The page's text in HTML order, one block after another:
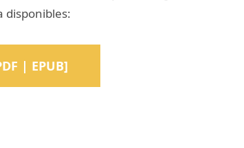
disponibles:
| EPUB]